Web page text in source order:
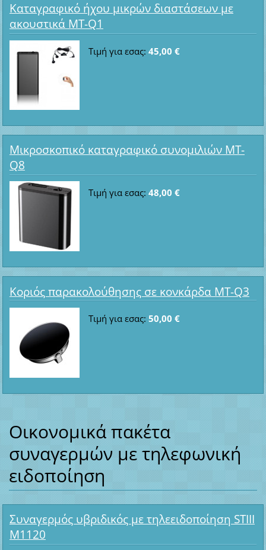
Καταγραφικό ήχου μικρών διαστάσεων με
ακουστικά MT-Q1
Τιμή για εσας: 45,00 €
Μικροσκοπικό καταγραφικό συνομιλιών MT-
Q8
Τιμή για εσας: 48,00 €
Κοριός παρακολούθησης σε κονκάρδα MT-Q3
Τιμή για εσας: 50,00 €
Οικονομικά πακέτα
συναγερμών με τηλεφωνική
ειδοποίηση
Συναγερμός υβριδικός με τηλεειδοποίηση STIII
M1120